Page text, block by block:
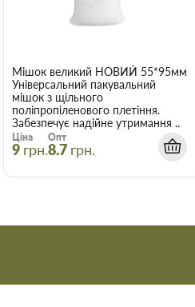
22015
Мішок великий НОВИЙ 55*95мм
Універсальний пакувальний
мішок з щільного
поліпропіленового плетіння.
Забезпечує надійне утримання ..
Ціна
9 грн.
Опт
8.7 грн.